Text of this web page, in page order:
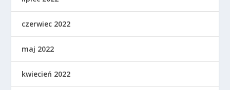
czerwiec 2022
maj 2022
kwiecień 2022